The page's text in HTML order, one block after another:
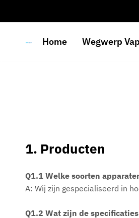
Home Wegwerp
1. Producten
Q1.1 Welke soorten
A: Wij zijn gespecialiseerd in
Q1.2 Wat zijn de